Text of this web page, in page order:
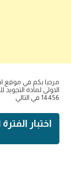
مرحبا بكم في موقع
الاولى لمادة
14456 في التالي
اختبار